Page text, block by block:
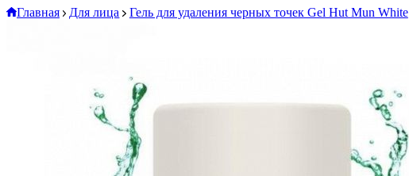
Главная Для лица Гель для удаления черных точек Gel Hut Mun White